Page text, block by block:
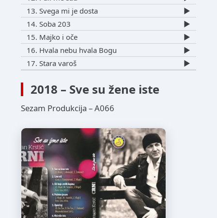
13. Svega mi je dosta
▶️
14. Soba 203
▶️
15. Majko i oče
▶️
16. Hvala nebu hvala Bogu
▶️
17. Stara varoš
▶️
2018 – Sve su žene iste
Sezam Produkcija – A066